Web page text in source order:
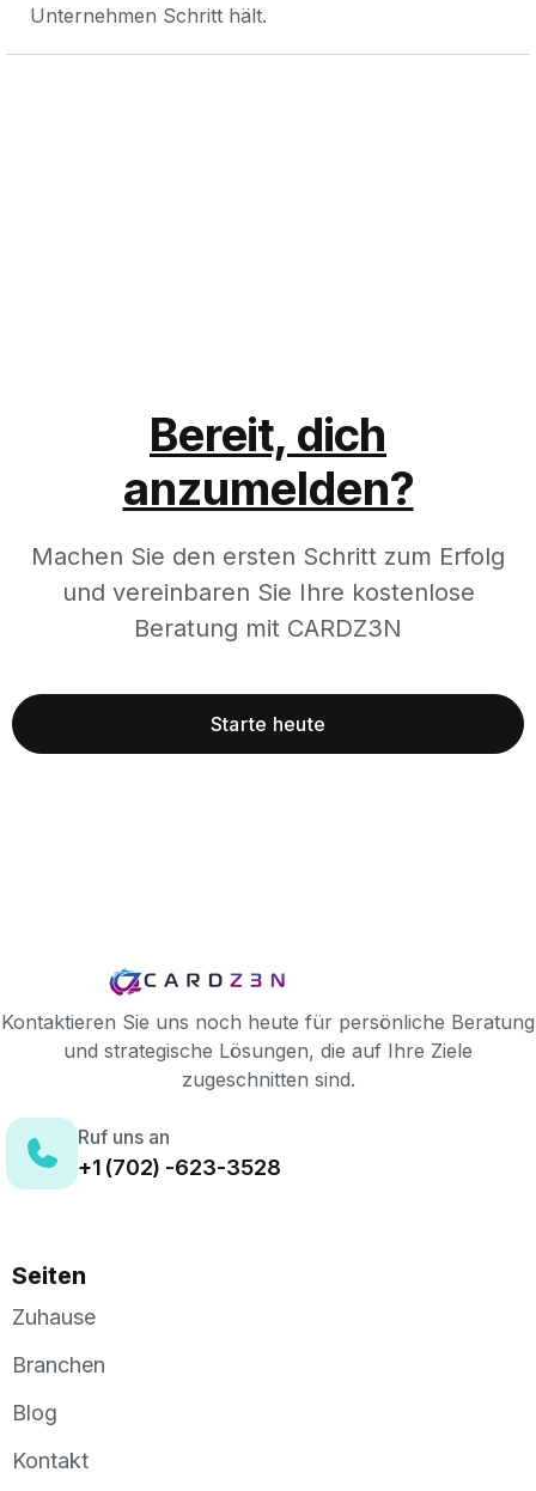
Unternehmen Schritt hält.
Bereit, dich
anzumelden?
Machen Sie den ersten Schritt zum Erfolg
und vereinbaren Sie Ihre kostenlose
Beratung mit CARDZ3N
Starte heute
Kontaktieren Sie uns noch heute für persönliche Beratung
und strategische Lösungen, die auf Ihre Ziele
zugeschnitten sind.
Ruf uns an
+1 (702) -623-3528
Seiten
Zuhause
Branchen
Blog
Kontakt